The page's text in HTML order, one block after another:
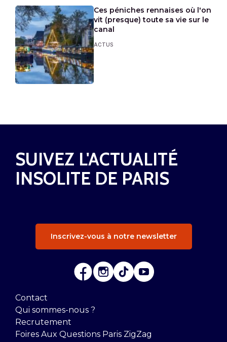
Ces péniches rennaises où l'on
vit (presque) toute sa vie sur le
canal
ACTUS
SUIVEZ L'ACTUALITÉ
INSOLITE DE PARIS
Inscrivez-vous à notre newsletter
Contact
Qui sommes-nous ?
Recrutement
Foires Aux Questions Paris ZigZag